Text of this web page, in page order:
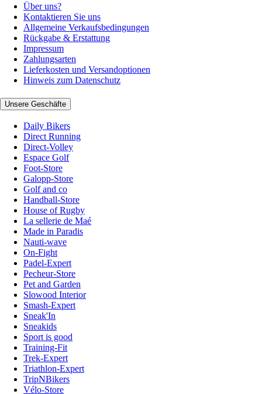
Über uns?
Kontaktieren Sie uns
Allgemeine Verkaufsbedingungen
Rückgabe & Erstattung
Impressum
Zahlungsarten
Lieferkosten und Versandoptionen
Hinweis zum Datenschutz
Unsere Geschäfte
Daily Bikers
Direct Running
Direct-Volley
Espace Golf
Foot-Store
Galopp-Store
Golf and co
Handball-Store
House of Rugby
La sellerie de Maé
Made in Paradis
Nauti-wave
On-Fight
Padel-Expert
Pecheur-Store
Pet and Garden
Slowood Interior
Smash-Expert
Sneak'In
Sneakids
Sport is good
Training-Fit
Trek-Expert
Triathlon-Expert
TripNBikers
Vélo-Store